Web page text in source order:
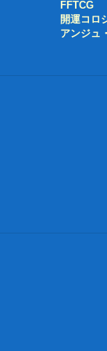
FFTCG
開運コロ
アンジュ